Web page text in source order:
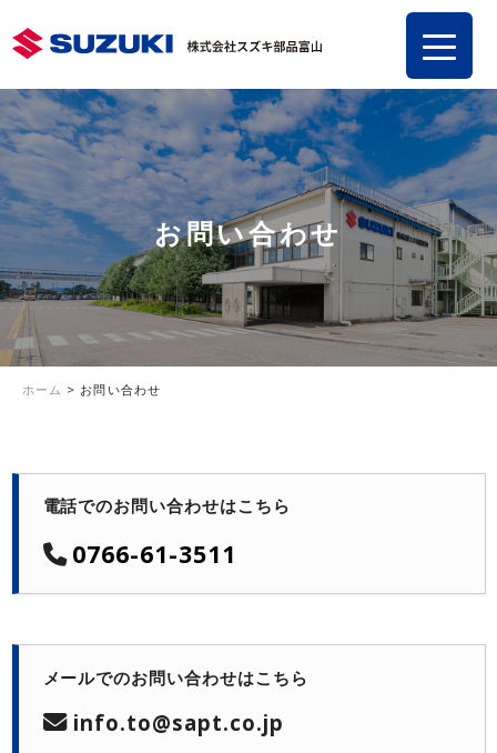
お問い合わせ
ホーム > お問い合わせ
電話でのお問い合わせはこちら
0766-61-3511
メールでのお問い合わせはこちら
info.to@sapt.co.jp